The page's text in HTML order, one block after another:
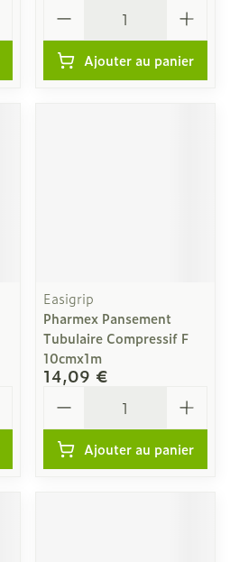
Ajouter au panier
Easigrip
Pharmex Pansement
Tubulaire Compressif F
10cmx1m
14,09 €
Ajouter au panier